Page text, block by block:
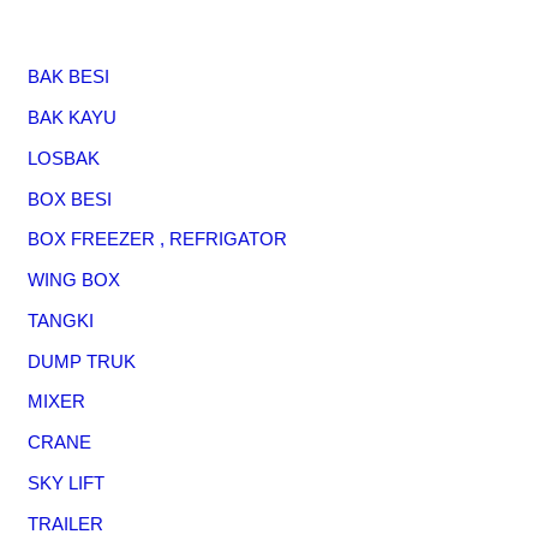
BAK BESI
BAK KAYU
LOSBAK
BOX BESI
BOX FREEZER , REFRIGATOR
WING BOX
TANGKI
DUMP TRUK
MIXER
CRANE
SKY LIFT
TRAILER